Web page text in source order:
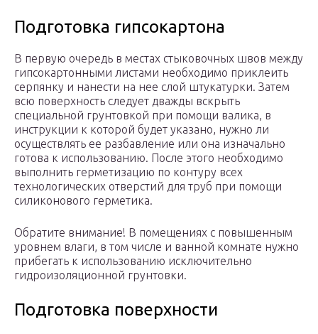
Подготовка гипсокартона
В первую очередь в местах стыковочных швов между
гипсокартонными листами необходимо приклеить
серпянку и нанести на нее слой штукатурки. Затем
всю поверхность следует дважды вскрыть
специальной грунтовкой при помощи валика, в
инструкции к которой будет указано, нужно ли
осуществлять ее разбавление или она изначально
готова к использованию. После этого необходимо
выполнить герметизацию по контуру всех
технологических отверстий для труб при помощи
силиконового герметика.
Обратите внимание! В помещениях с повышенным
уровнем влаги, в том числе и ванной комнате нужно
прибегать к использованию исключительно
гидроизоляционной грунтовки.
Подготовка поверхности